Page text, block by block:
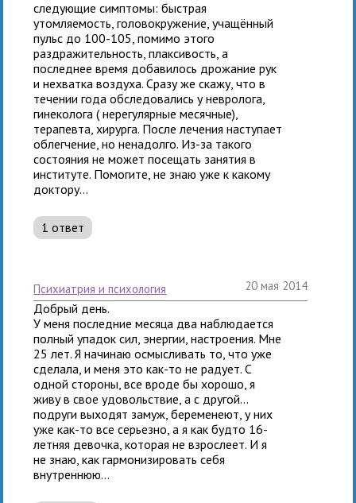
следующие симптомы: быстрая
утомляемость, головокружение, учащённый
пульс до 100-105, помимо этого
раздражительность, плаксивость, а
последнее время добавилось дрожание рук
и нехватка воздуха. Сразу же скажу, что в
течении года обследовались у невролога,
гинеколога ( нерегулярные месячные),
терапевта, хирурга. После лечения наступает
облегчение, но ненадолго. Из-за такого
состояния не может посещать занятия в
институте. Помогите, не знаю уже к какому
доктору...
1 ответ
психиатрия и психология 20 мая 2014
Добрый день.
У меня последние месяца два наблюдается
полный упадок сил, энергии, настроения. Мне
25 лет. Я начинаю осмысливать то, что уже
сделала, и меня это как-то не радует. С
одной стороны, все вроде бы хорошо, я
живу в свое удовольствие, а с другой...
подруги выходят замуж, беременеют, у них
уже как-то все серьезно, а я как будто 16-
летняя девочка, которая не взрослеет. И я
не знаю, как гармонизировать себя
внутреннюю...